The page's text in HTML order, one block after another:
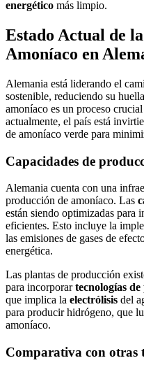
energético más limpio.
Estado Actual de
Amoníaco en
Alemania está liderando el
sostenible, reduciendo su
amoníaco es un proceso
actualmente, el país está
de amoníaco verde para
Capacidades de
Alemania cuenta con una
producción de amoníaco. Las
están siendo optimizadas para
eficientes. Esto incluye la
las emisiones de gases de
energética.
Las plantas de producción
para incorporartecnologías
que implica la electrólisis del
para producir hidrógeno, que
amoníaco.
Comparativa con otras